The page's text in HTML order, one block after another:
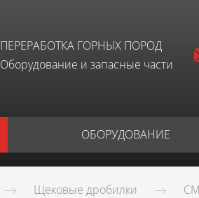
ПЕРЕРАБОТКА ГОРНЫХ ПОРОД
Оборудование и запасные части
ОБОРУДОВАНИЕ
Щековые дробилки